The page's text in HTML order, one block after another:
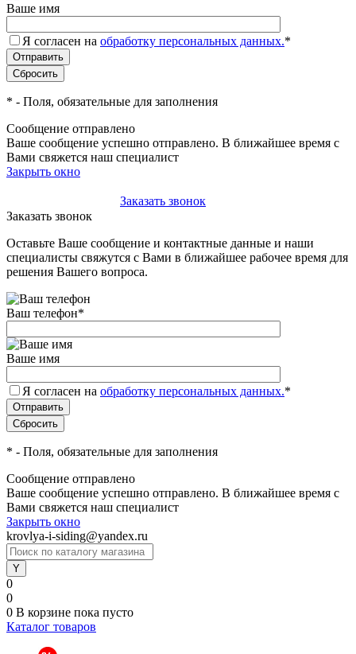
Ваше имя
Я согласен на обработку персональных данных.*
* - Поля, обязательные для заполнения
Сообщение отправлено
Ваше сообщение успешно отправлено. В ближайшее время с
Вами свяжется наш специалист
Закрыть окно
Заказать звонок
Заказать звонок
Оставьте Ваше сообщение и контактные данные и наши
специалисты свяжутся с Вами в ближайшее рабочее время для
решения Вашего вопроса.
Ваш телефон*
Ваше имя
Я согласен на обработку персональных данных.*
* - Поля, обязательные для заполнения
Сообщение отправлено
Ваше сообщение успешно отправлено. В ближайшее время с
Вами свяжется наш специалист
Закрыть окно
krovlya-i-siding@yandex.ru
0
0
0 В корзине пока пусто
Каталог товаров